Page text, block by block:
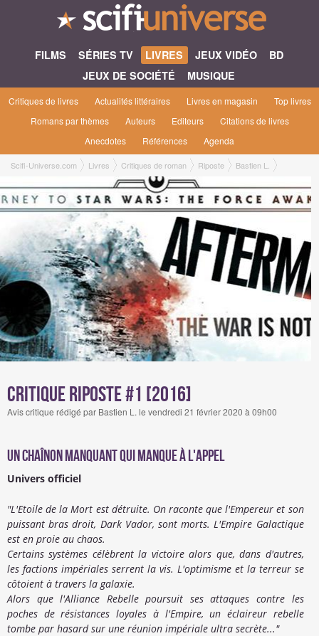
FILMS SÉRIES TV LIVRES JEUX VIDÉO
BD
JEUX DE SOCIÉTÉ
MUSIQUE
Critiques de livres Actualités littéraires Livres en magasin
Top livres
Romans par thèmes
Auteurs Editeurs
Citations de livres
Anecdotes
Références Agenda
Scifi-Universe.com Livres Critiques de roman Riposte Bastien L.
Critique Riposte #1 [2016]
Avis critique rédigé par Bastien L. le vendredi 21 février 2020 à 09h00
Un chaînon manquant qui manque à l'appel
Univers officiel
"L'Etoile de la Mort est détruite. On raconte que l'Empereur et son
puissant bras droit, Dark Vador, sont morts. L'Empire Galactique
est en proie au chaos.
Certains systèmes célèbrent la victoire alors que, dans d'autres,
les factions impériales serrent la vis. L'optimisme et la terreur se
côtoient à travers la galaxie.
Alors que l'Alliance Rebelle poursuit ses attaques contre les
poches de résistances loyales à l'Empire, un éclaireur rebelle
tombe par hasard sur une réunion impériale ultra secrète..."